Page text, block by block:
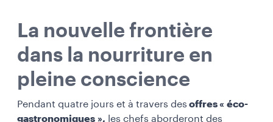
La nouvelle frontière
dans la nourriture en
pleine conscience
Pendant quatre jours et à travers des offres « éco-
gastronomiques », les chefs aborderont des